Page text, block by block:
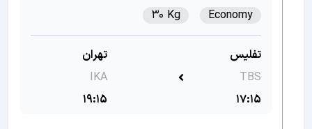
Economy
30 Kg
تفلیس
TBS
17:15
تهران
IKA
19:15